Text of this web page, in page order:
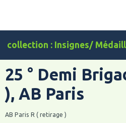
collection : Insignes/
25 ° Demi
), AB Paris
AB Paris R ( retirage )